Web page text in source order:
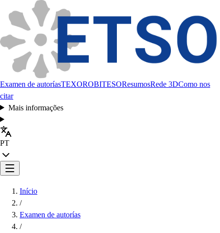
Examen de autoríasTEXOROBITESOResumosRede 3DComo nos
citar
Mais informações
PT
Início
/
Examen de autorías
/